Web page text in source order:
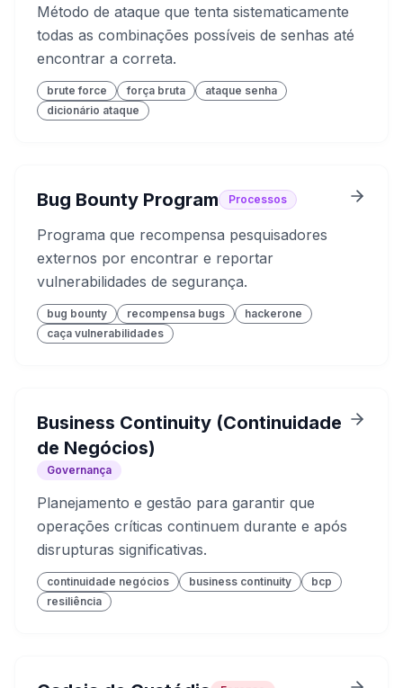
Método de ataque que tenta sistematicamente
todas as combinações possíveis de senhas até
encontrar a correta.
brute force força bruta
ataque senha
dicionário ataque
Bug Bounty Program Processos
Programa que recompensa pesquisadores
externos por encontrar e reportar
vulnerabilidades de segurança.
bug bounty recompensa bugs
hackerone
caça vulnerabilidades
Business Continuity (Continuidade
de Negócios)
Governança
Planejamento e gestão para garantir que
operações críticas continuem durante e após
disrupturas significativas.
continuidade negócios business continuity
bcp
resiliência